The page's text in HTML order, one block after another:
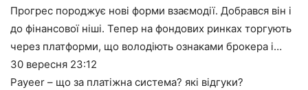
Прогрес породжує нові форми взаємодії. Добрався він і
до фінансової ніші. Тепер на фондових ринках торгують
через платформи, що володіють ознаками брокера і…
30 вересня 23:12
Payeer – що за платіжна система? які відгуки?